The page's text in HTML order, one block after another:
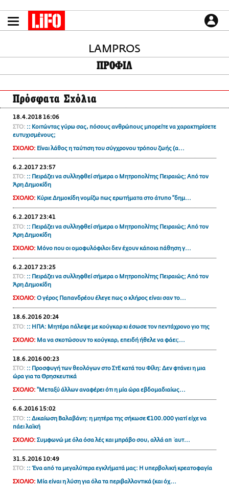
το
περιεχόμενο
LIFO SHOP
NEWSLETTER
ΜΙΚΡΟΠΡΑΓΜΑΤΑ
THE GOOD LIFO
LIFOLAND
CITY GUIDE
ΑΜΠΑ
PRINT
CULTURE
PODCASTS
Plus
LAMPROS
ΠΡΟΦΙΛ
Πρόσφατα Σχόλια
18.4.2018 16:06
ΣΤΟ: :: Κοιτώντας γύρω σας, πόσους ανθρώπους μπορείτε να χαρακτηρίσετε
ευτυχισμένους;
ΣΧΟΛΙΟ: Είναι λάθος η ταύτιση του σύγχρονου τρόπου ζωής (α...
6.2.2017 23:57
ΣΤΟ: :: Πειράζει να συλληφθεί σήμερα ο Μητροπολίτης Πειραιώς; Από τον
Άρη Δημοκίδη
ΣΧΟΛΙΟ: Κύριε Δημοκίδη νομίζω πως ερωτήματα στο άτυπο "δημ...
6.2.2017 23:41
ΣΤΟ: :: Πειράζει να συλληφθεί σήμερα ο Μητροπολίτης Πειραιώς; Από τον
Άρη Δημοκίδη
ΣΧΟΛΙΟ: Μόνο που οι ομοφυλόφιλοι δεν έχουν κάποια πάθηση γ...
6.2.2017 23:25
ΣΤΟ: :: Πειράζει να συλληφθεί σήμερα ο Μητροπολίτης Πειραιώς; Από τον
Άρη Δημοκίδη
ΣΧΟΛΙΟ: O γέρος Παπανδρέου έλεγε πως ο κλήρος είναι σαν το...
18.6.2016 20:24
ΣΤΟ: :: ΗΠΑ: Μητέρα πάλεψε με κούγκαρ κι έσωσε τον πεντάχρονο γιο της
ΣΧΟΛΙΟ: Μα να σκοτώσουν το κούγκαρ, επειδή ήθελε να φάει;...
18.6.2016 00:23
ΣΤΟ: :: Προσφυγή των θεολόγων στο ΣτΕ κατά του Φίλη: Δεν φτάνει η μια
ώρα για τα Θρησκευτικά
ΣΧΟΛΙΟ: "Μεταξύ άλλων αναφέρει ότι η μία ώρα εβδομαδιαίως...
6.6.2016 15:02
ΣΤΟ: :: Δικαίωση Βαλαβάνη: η μητέρα της σήκωσε €100.000 γιατί είχε να
πάει λαϊκή
ΣΧΟΛΙΟ: Συμφωνώ με όλα όσα λές και μπράβο σου, αλλά απ΄αυτ...
31.5.2016 10:49
ΣΤΟ: :: Ένα από τα μεγαλύτερα εγκλήματά μας: Η υπερβολική κρεατοφαγία
ΣΧΟΛΙΟ: Μία είναι η λύση για όλα τα περιβαλλοντικά (και όχ...